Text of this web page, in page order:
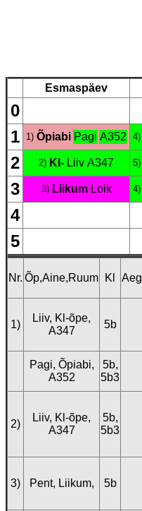
Esmaspäev
0
1
1) Õpiabi Pagi A352 4)
2 2) Kl- Liiv A347 5)
3 3) Liikum Loik 4)
4
5
Nr. Õp,Aine,Ruum Kl Aeg
1)
Liiv, Kl-õpe,
A347
5b
Pagi, Õpiabi,
A352
5b,
5b3
2)
Liiv, Kl-õpe,
A347
5b,
5b3
3) Pent, Liikum, 5b